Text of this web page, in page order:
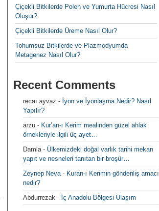
Çiçekli Bitkilerde Polen ve Yumurta Hücresi Nasıl
Oluşur?
Çiçekli Bitkilerde Üreme Nasıl Olur?
Tohumsuz Bitkilerde ve Plazmodyumda
Metagenez Nasıl Olur?
Recent Comments
recaı ayvaz - İyon ve İyonlaşma Nedir? Nasıl
Yapılır?
arzu - Kur’an-ı Kerim mealinden güzel ahlak
örnekleriyle ilgili üç ayet…
Damla- Ülkemizdeki doğal varlık tarihi mekan
yapıt ve nesneleri tanıtan bir broşür…
Zeynep Neva- Kuran-ı Kerimin gönderiliş amacı
nedir?
Abdurrezak - İç Anadolu Bölgesi Ulaşım